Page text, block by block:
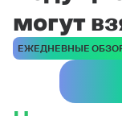
могут
ЕЖЕДНЕВНЫЕ